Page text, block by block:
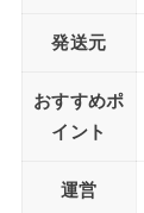
発送元
おすすめポ
イント
運営